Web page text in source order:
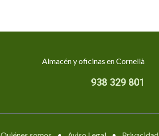
Almacén y oficinas en Cornellà
938 329 801